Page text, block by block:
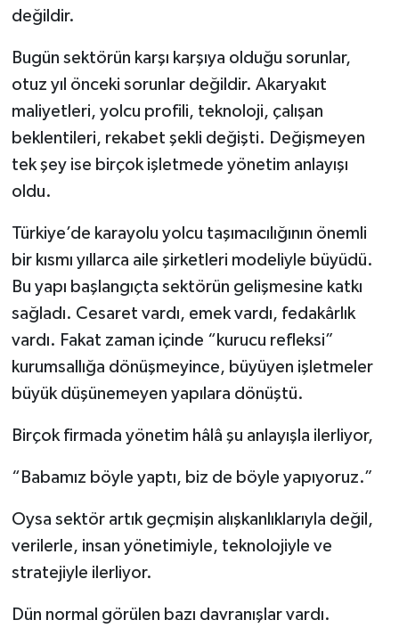
değildir.
Bugün sektörün karşı karşıya olduğu sorunlar,
otuz yıl önceki sorunlar değildir. Akaryakıt
maliyetleri, yolcu profili, teknoloji, çalışan
beklentileri, rekabet şekli değişti. Değişmeyen
tek şey ise birçok işletmede yönetim anlayışı
oldu.
Türkiye’de karayolu yolcu taşımacılığının önemli
bir kısmı yıllarca aile şirketleri modeliyle büyüdü.
Bu yapı başlangıçta sektörün gelişmesine katkı
sağladı. Cesaret vardı, emek vardı, fedakârlık
vardı. Fakat zaman içinde “kurucu refleksi”
kurumsallığa dönüşmeyince, büyüyen işletmeler
büyük düşünemeyen yapılara dönüştü.
Birçok firmada yönetim hâlâ şu anlayışla ilerliyor,
“Babamız böyle yaptı, biz de böyle yapıyoruz.”
Oysa sektör artık geçmişin alışkanlıklarıyla değil,
verilerle, insan yönetimiyle, teknolojiyle ve
stratejiyle ilerliyor.
Dün normal görülen bazı davranışlar vardı.